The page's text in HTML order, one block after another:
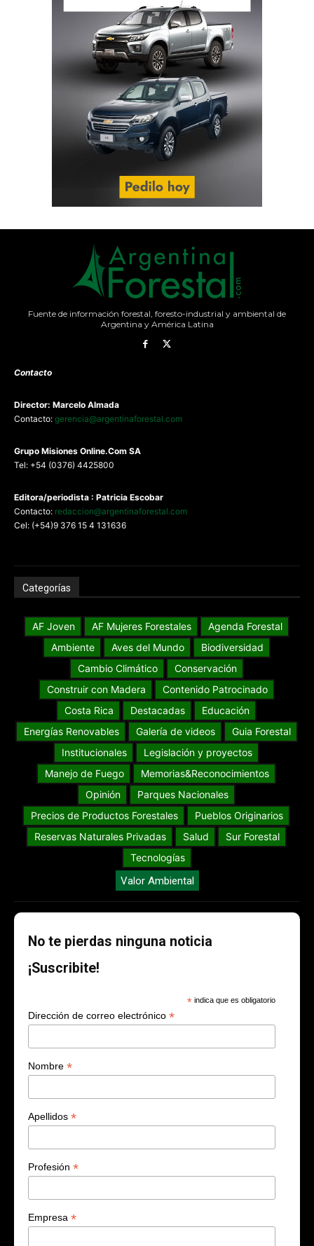
Fuente de información forestal, foresto-industrial y ambiental de
Argentina y América Latina
Contacto
Director: Marcelo Almada
Contacto: gerencia@argentinaforestal.com
Grupo Misiones Online.Com SA
Tel: +54 (0376) 4425800
Editora/periodista : Patricia Escobar
Contacto: redaccion@argentinaforestal.com
Cel: (+54)9 376 15 4 131636
Categorías
AF Joven AF Mujeres Forestales
Agenda Forestal
Ambiente
Aves del Mundo
Biodiversidad
Cambio Climático
Conservación
Construir con Madera
Contenido Patrocinado
Costa Rica
Destacadas
Educación
Energías Renovables
Galería de videos
Guia Forestal
Institucionales
Legislación y proyectos
Manejo de Fuego
Memorias&Reconocimientos
Opinión
Parques Nacionales
Precios de Productos Forestales
Pueblos Originarios
Reservas Naturales Privadas
Salud
Sur Forestal
Tecnologías
Valor Ambiental
No te pierdas ninguna noticia
¡Suscribite!
* indica que es obligatorio
Dirección de correo electrónico *
Nombre *
Apellidos *
Profesión *
Empresa *